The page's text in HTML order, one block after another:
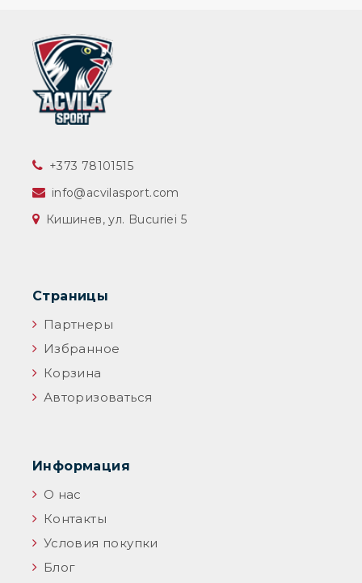
‎+373 78101515
info@acvilasport.com
Кишинев, ул. Bucuriei 5
Страницы
Партнеры
Избранное
Корзина
Авторизоваться
Информация
О нас
Контакты
Условия покупки
Блог